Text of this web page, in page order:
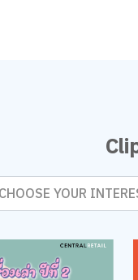
CHOOSE YOUR